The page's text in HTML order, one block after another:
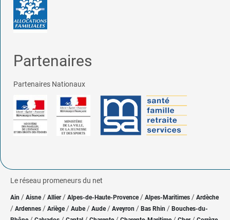
Partenaires
Partenaires Nationaux
Le réseau promeneurs du net
Ain / Aisne/ Allier/ Alpes-de-Haute-Provence / Alpes-Maritimes / Ardèche
/ Ardennes / Ariège/ Aube/ Aude / Aveyron / Bas Rhin / Bouches-du-